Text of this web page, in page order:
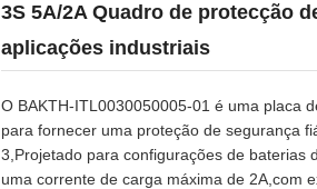
3S 5A/2A Quadro de protecção
aplicações industriais
O BAKTH-ITL0030050005-01 é uma placa
para fornecer uma proteção de segurança
3,Projetado para configurações de baterias
uma corrente de carga máxima de 2A,com